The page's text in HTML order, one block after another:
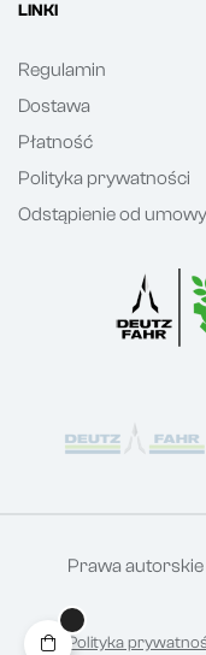
LINKI
Regulamin
Dostawa
Płatność
Polityka prywatności
Odstąpienie od umowy
Prawa
Polityka